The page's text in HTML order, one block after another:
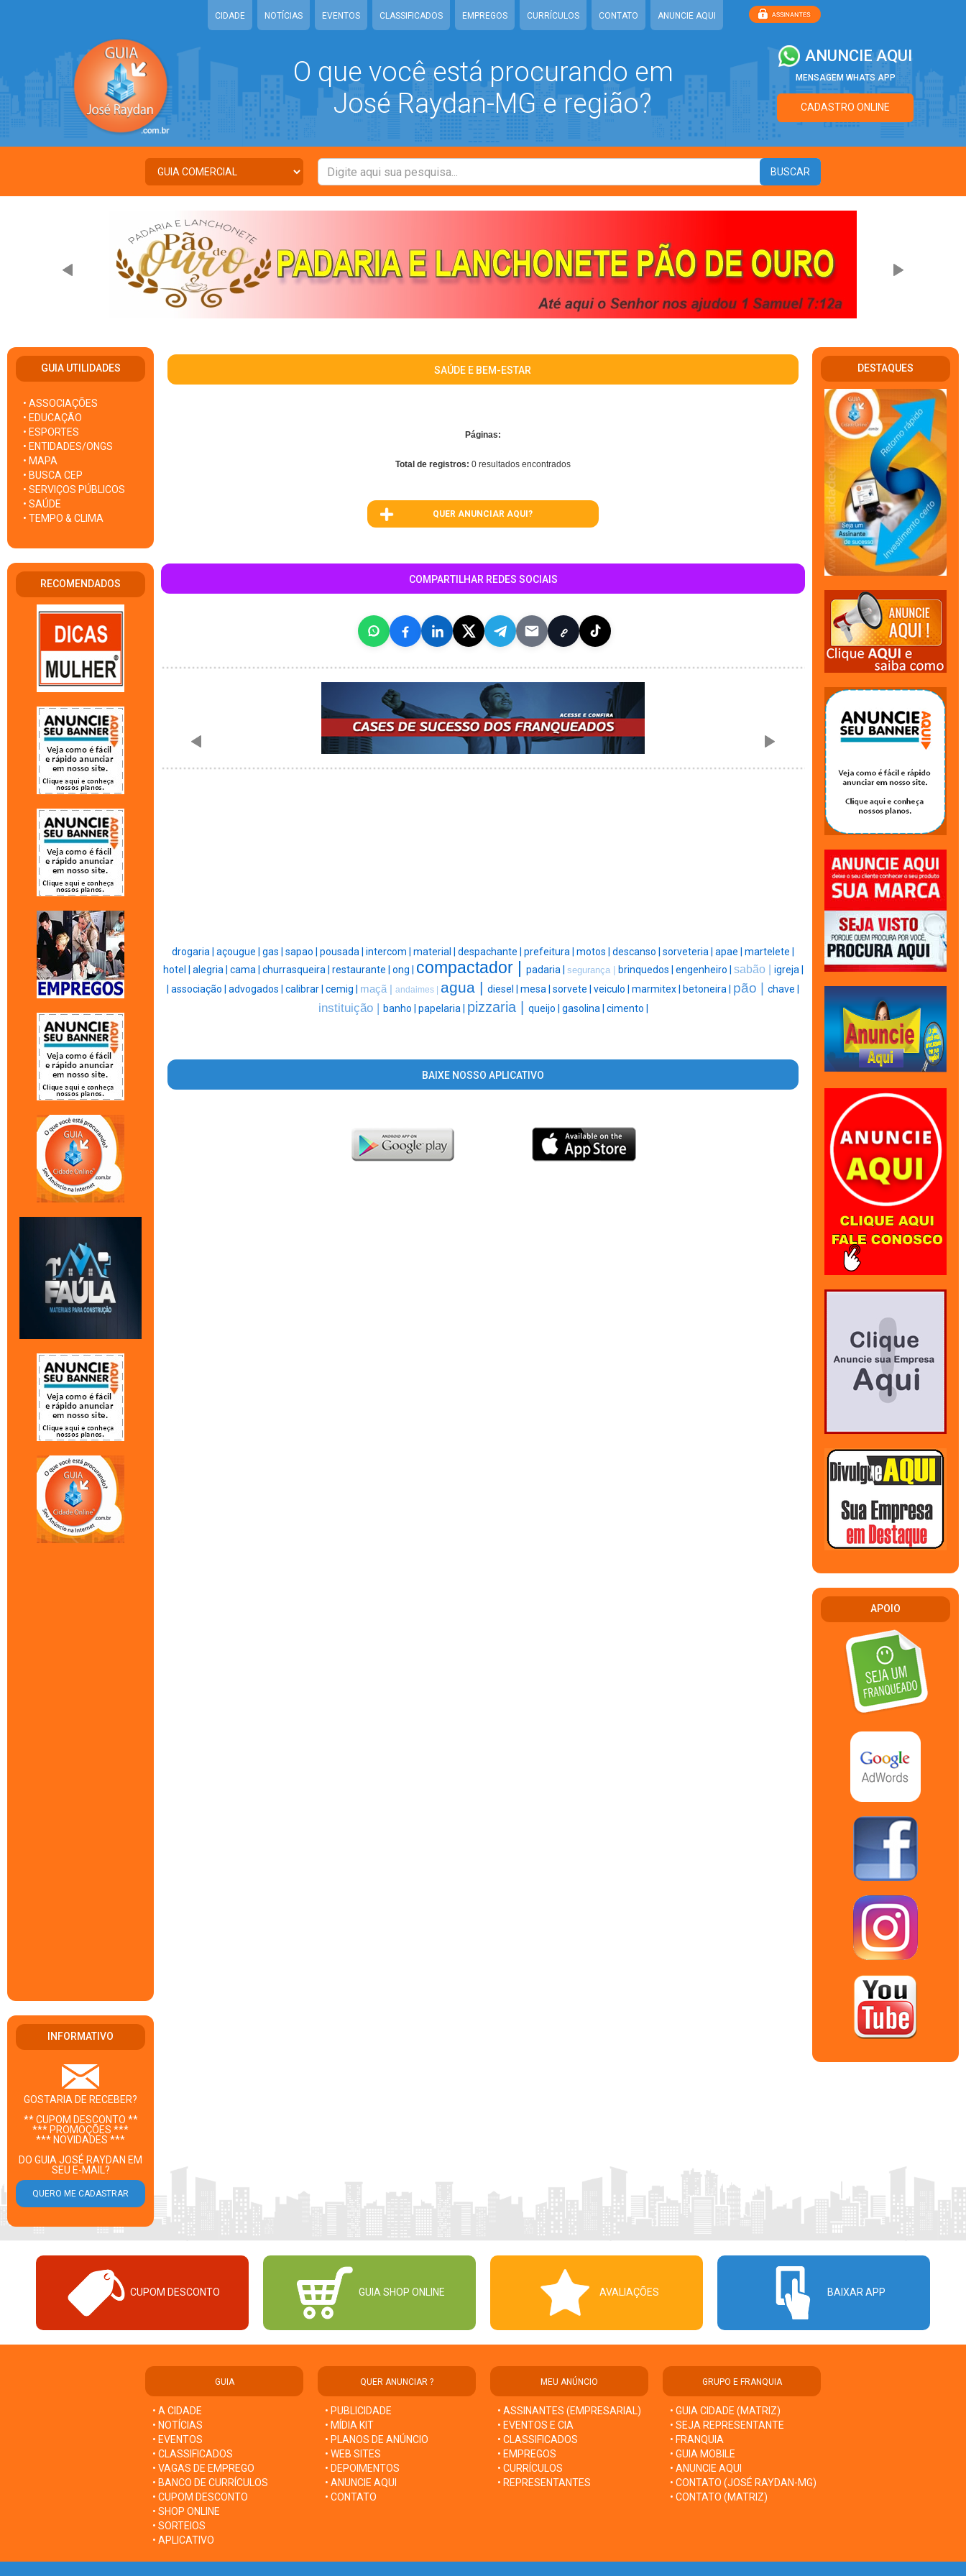
CIDADE NOTÍCIAS EVENTOS CLASSIFICADOS EMPREGOS CURRÍCULOS CONTATO ANUNCIE AQUI
O que você está procurando em
José Raydan-MG e região?
ANUNCIE AQUI
MENSAGEM WHATS APP
CADASTRO ONLINE
GUIA UTILIDADES
• ASSOCIAÇÕES
• EDUCAÇÃO
• ESPORTES
• ENTIDADES/ONGS
• MAPA
• BUSCA CEP
• SERVIÇOS PÚBLICOS
• SAÚDE
• TEMPO & CLIMA
RECOMENDADOS
INFORMATIVO
GOSTARIA DE RECEBER?
** CUPOM DESCONTO **
*** PROMOÇÕES ***
*** NOVIDADES ***
DO GUIA JOSÉ RAYDAN EM
SEU E-MAIL?
SAÚDE E BEM-ESTAR
Páginas:
Total de registros: 0 resultados encontrados
QUER ANUNCIAR AQUI?
COMPARTILHAR REDES SOCIAIS
drogaria | açougue | gas | sapao | pousada | intercom | material | despachante | prefeitura | motos | descanso | sorveteria | apae | martelete |
hotel | alegria | cama | churrasqueira | restaurante | ong | compactador | padaria | segurança | brinquedos | engenheiro | sabão | igreja |
associação | advogados | calibrar | cemig | maçã | andaimes | agua | diesel | mesa | sorvete | veiculo | marmitex | betoneira | pão | chave |
instituição | banho | papelaria | pizzaria | queijo | gasolina | cimento |
BAIXE NOSSO APLICATIVO
DESTAQUES
APOIO
CUPOM DESCONTO GUIA SHOP ONLINE AVALIAÇÕES BAIXAR APP
GUIA
• A CIDADE
• NOTÍCIAS
• EVENTOS
• CLASSIFICADOS
• VAGAS DE EMPREGO
• BANCO DE CURRÍCULOS
• CUPOM DESCONTO
• SHOP ONLINE
• SORTEIOS
• APLICATIVO
QUER ANUNCIAR ?
• PUBLICIDADE
• MÍDIA KIT
• PLANOS DE ANÚNCIO
• WEB SITES
• DEPOIMENTOS
• ANUNCIE AQUI
• CONTATO
MEU ANÚNCIO
• ASSINANTES (EMPRESARIAL)
• EVENTOS E CIA
• CLASSIFICADOS
• EMPREGOS
• CURRÍCULOS
• REPRESENTANTES
GRUPO E FRANQUIA
• GUIA CIDADE (MATRIZ)
• SEJA REPRESENTANTE
• FRANQUIA
• GUIA MOBILE
• ANUNCIE AQUI
• CONTATO (JOSÉ RAYDAN-MG)
• CONTATO (MATRIZ)